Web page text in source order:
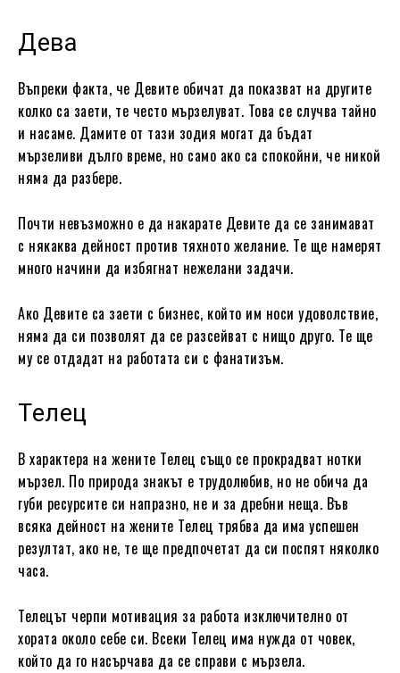
Дева
Въпреки факта, че Девите обичат да показват на другите
колко са заети, те често мързелуват. Това се случва тайно
и насаме. Дамите от тази зодия могат да бъдат
мързеливи дълго време, но само ако са спокойни, че никой
няма да разбере.
Почти невъзможно е да накарате Девите да се занимават
с някаква дейност против тяхното желание. Те ще намерят
много начини да избягнат нежелани задачи.
Ако Девите са заети с бизнес, който им носи удоволствие,
няма да си позволят да се разсейват с нищо друго. Те ще
му се отдадат на работата си с фанатизъм.
Телец
В характера на жените Телец също се прокрадват нотки
мързел. По природа знакът е трудолюбив, но не обича да
губи ресурсите си напразно, не и за дребни неща. Във
всяка дейност на жените Телец трябва да има успешен
резултат, ако не, те ще предпочетат да си поспят няколко
часа.
Телецът черпи мотивация за работа изключително от
хората около себе си. Всеки Телец има нужда от човек,
който да го насърчава да се справи с мързела.